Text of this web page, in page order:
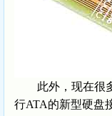
此外，现在很多
行ATA的新型硬盘